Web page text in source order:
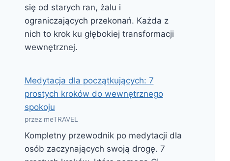
się od starych ran, żalu i
ograniczających przekonań. Każda z
nich to krok ku głębokiej transformacji
wewnętrznej.
Medytacja dla początkujących: 7
prostych kroków do wewnętrznego
spokoju
przez meTRAVEL
Kompletny przewodnik po medytacji dla
osób zaczynających swoją drogę. 7